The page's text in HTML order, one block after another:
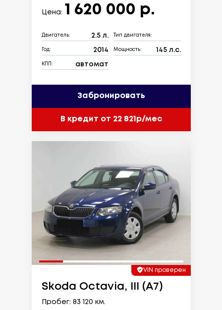
Цена: 1 620 000 р.
Двигатель: 2.5 л. Тип двигателя:
Год: 2014 Мощность: 145 л.с.
КПП: автомат
Забронировать
В кредит от 22 821р/мес
VIN проверен
Skoda Octavia, III (A7)
Пробег: 83 120 км.